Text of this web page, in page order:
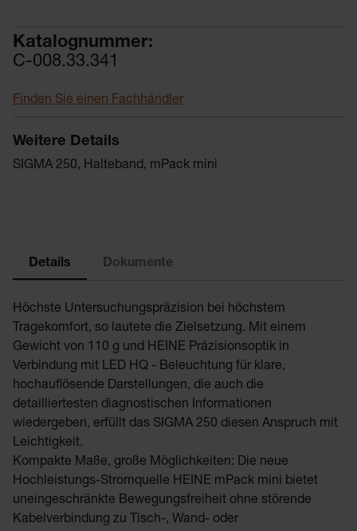
Katalognummer:
C-008.33.341
Finden Sie einen Fachhändler
Weitere Details
SIGMA 250, Halteband, mPack mini
Details Dokumente
Höchste Untersuchungspräzision bei höchstem
Tragekomfort, so lautete die Zielsetzung. Mit einem
Gewicht von 110 g und HEINE Präzisionsoptik in
Verbindung mit LED HQ - Beleuchtung für klare,
hochauflösende Darstellungen, die auch die
detailliertesten diagnostischen Informationen
wiedergeben, erfüllt das SIGMA 250 diesen Anspruch mit
Leichtigkeit.
Kompakte Maße, große Möglichkeiten: Die neue
Hochleistungs-Stromquelle HEINE mPack mini bietet
uneingeschränkte Bewegungsfreiheit ohne störende
Kabelverbindung zu Tisch-, Wand- oder